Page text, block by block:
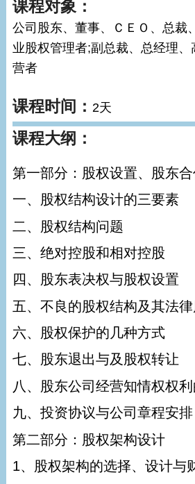
课程对象：
公司股东、董事、ＣＥＯ、总裁
业股权管理者;副总裁、总经理
营者
课程时间： 2天
课程大纲：
第一部分：股权设置、股东
一、股权结构设计的三要素
二、股权结构问题
三、绝对控股和相对控股
四、股东表决权与股权设置
五、不良的股权结构及其法
六、股权保护的几种方式
七、股东退出与及股权转让
八、股东公司经营知情权权
九、投资协议与公司章程安排
第二部分：股权架构设计
1、股权架构的选择、设计与